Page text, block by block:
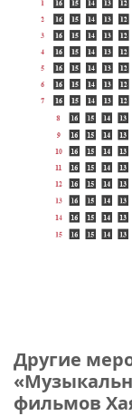
Другие
фильмов